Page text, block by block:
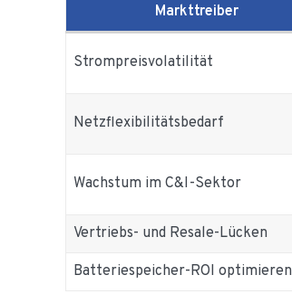
Markttreiber
Strompreisvolatilität
Netzflexibilitätsbedarf
Wachstum im C&I-Sektor
Vertriebs- und Resale-Lücken
Batteriespeicher-ROI optimieren